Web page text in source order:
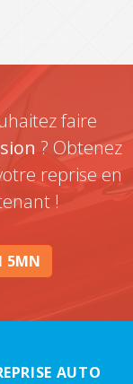
faire
? Obtenez
reprise en
!
5MN
AUTO